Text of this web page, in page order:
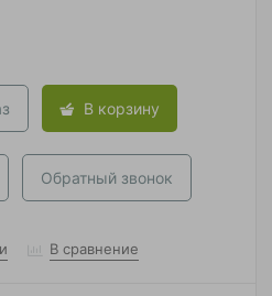
В корзину
Обратный звонок
В сравнение